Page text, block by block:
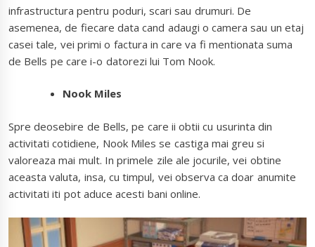
infrastructura pentru poduri, scari sau drumuri. De
asemenea, de fiecare data cand adaugi o camera sau un etaj
casei tale, vei primi o factura in care va fi mentionata suma
de Bells pe care i-o datorezi lui Tom Nook.
Nook Miles
Spre deosebire de Bells, pe care ii obtii cu usurinta din
activitati cotidiene, Nook Miles se castiga mai greu si
valoreaza mai mult. In primele zile ale jocurile, vei obtine
aceasta valuta, insa, cu timpul, vei observa ca doar anumite
activitati iti pot aduce acesti bani online.